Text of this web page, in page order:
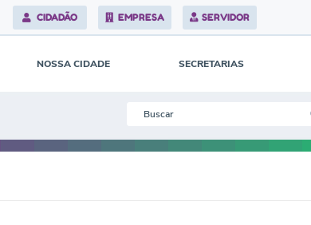
CIDADÃO EMPRESA SERVIDOR
NOSSA CIDADE SECRETARIAS